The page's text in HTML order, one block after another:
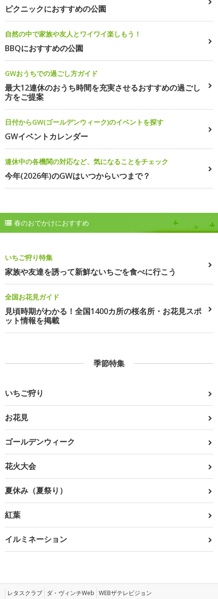
ピクニックにおすすめの公園
自然の中で家族や友人とワイワイ楽しもう！
BBQにおすすめの公園
GWおうちでの過ごし方ガイド
最大12連休のおうち時間を充実させるおすすめの過ごし
方をご提案
日付からGW(ゴールデンウィーク)のイベントを探す
GWイベントカレンダー
連休中の各機関の対応など、気になることをチェック
今年(2026年)のGWはいつからいつまで？
春のおでかけにおすすめ
いちご狩り特集
家族や友達を誘って新鮮ないちごを食べに行こう
全国お花見ガイド
見頃時期がわかる！全国1400カ所の桜名所・お花見スポ
ット情報を掲載
季節特集
いちご狩り
お花見
ゴールデンウィーク
花火大会
夏休み（夏祭り）
紅葉
イルミネーション
レタスクラブ ダ・ヴィンチWeb WEBザテレビジョン